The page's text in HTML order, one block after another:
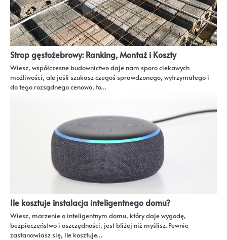
Strop gęstożebrowy: Ranking, Montaż i Koszty
Wiesz, współczesne budownictwo daje nam sporo ciekawych
możliwości, ale jeśli szukasz czegoś sprawdzonego, wytrzymałego i
do tego rozsądnego cenowo, to…
Ile kosztuje instalacja inteligentnego domu?
Wiesz, marzenie o inteligentnym domu, który daje wygodę,
bezpieczeństwo i oszczędności, jest bliżej niż myślisz. Pewnie
zastanawiasz się, ile kosztuje…